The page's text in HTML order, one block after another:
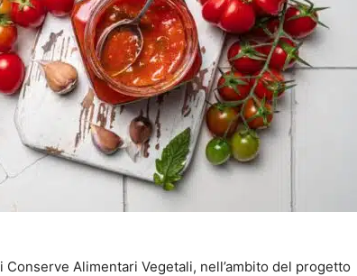
Alimentari Vegetali, nell’ambito del progetto